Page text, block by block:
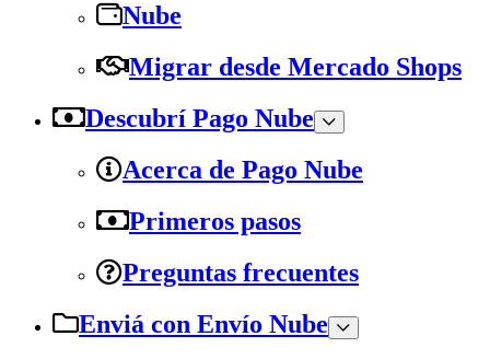
Nube
Migrar desde Mercado Shops
Descubrí Pago Nube
Acerca de Pago Nube
Primeros pasos
Preguntas frecuentes
Enviá con Envío Nube